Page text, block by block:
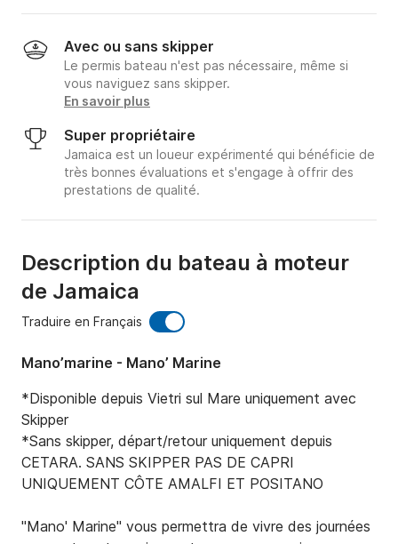
Avec ou sans skipper
Le permis bateau n'est pas nécessaire, même si
vous naviguez sans skipper.
En savoir plus
Super propriétaire
Jamaica est un loueur expérimenté qui bénéficie de
très bonnes évaluations et s'engage à offrir des
prestations de qualité.
Description du bateau à moteur
de Jamaica
Traduire en Français
Mano’marine - Mano’ Marine
*Disponible depuis Vietri sul Mare uniquement avec
Skipper
*Sans skipper, départ/retour uniquement depuis
CETARA. SANS SKIPPER PAS DE CAPRI
UNIQUEMENT CÔTE AMALFI ET POSITANO
"Mano' Marine" vous permettra de vivre des journées